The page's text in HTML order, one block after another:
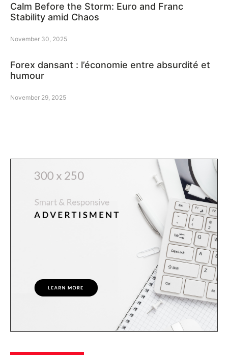
Calm Before the Storm: Euro and Franc
Stability amid Chaos
November 30, 2025
Forex dansant : l’économie entre absurdité et
humour
November 29, 2025